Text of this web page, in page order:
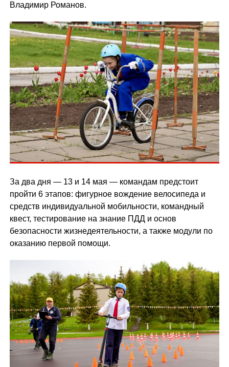
Владимир Романов.
За два дня — 13 и 14 мая — командам предстоит
пройти 6 этапов: фигурное вождение велосипеда и
средств индивидуальной мобильности, командный
квест, тестирование на знание ПДД и основ
безопасности жизнедеятельности, а также модули по
оказанию первой помощи.